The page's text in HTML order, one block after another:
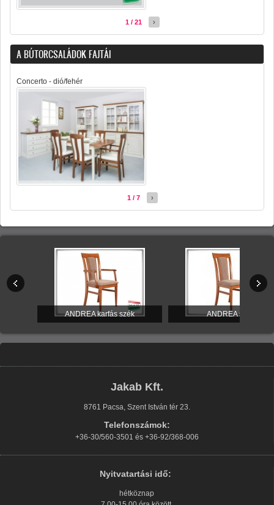
1 / 21 ›
A BÚTORCSALÁDOK FAJTÁI
Concerto - dió/fehér
1 / 7 ›
ANDREA karfás szék ANDREA szék
Jakab Kft.
8761 Pacsa, Szent István tér 23.
Telefonszámok:
+36-30/560-3501 és +36-92/368-006
Nyitvatartási idő:
hétköznap